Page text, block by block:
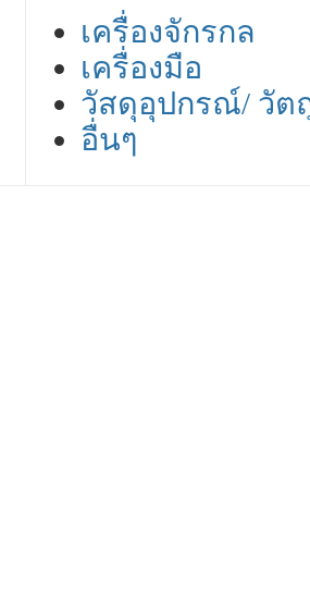
เครื่องจักรกล
เครื่องมือ
วัสดุอุปกรณ์/ วัต
อื่นๆ